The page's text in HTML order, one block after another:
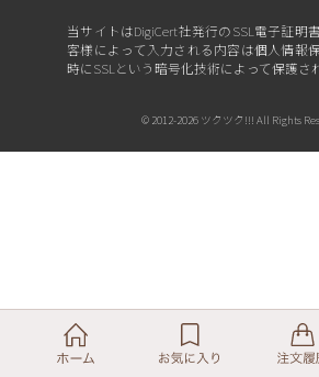
当サイトはDigiCert社発行のSSL電子証明
客様によって入力される内容は個人情報
時にSSLという暗号化技術によって保護さ
© 2012-2026 ツクツク!!! All Rights